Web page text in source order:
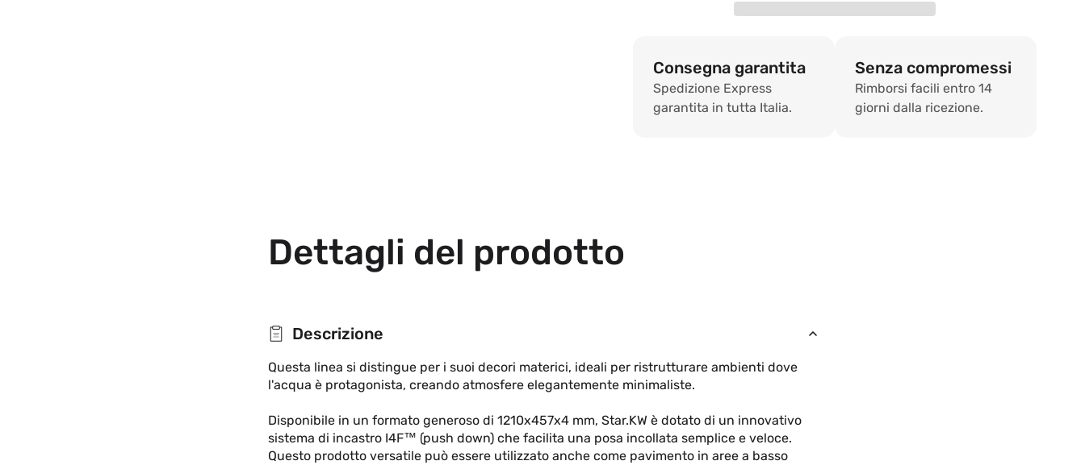
1210
x
457
x
SPC
Consegna garantita
Spedizione Express
garantita in tutta Italia.
Senza compromessi
Rimborsi facili entro 14
giorni dalla ricezione.
Dettagli del prodotto
Descrizione
Questa linea si distingue per i suoi decori materici, ideali per ristrutturare ambienti dove
l'acqua è protagonista, creando atmosfere elegantemente minimaliste.
Disponibile in un formato generoso di 1210x457x4 mm, Star.KW è dotato di un innovativo
sistema di incastro I4F™ (push down) che facilita una posa incollata semplice e veloce.
Questo prodotto versatile può essere utilizzato anche come pavimento in aree a basso